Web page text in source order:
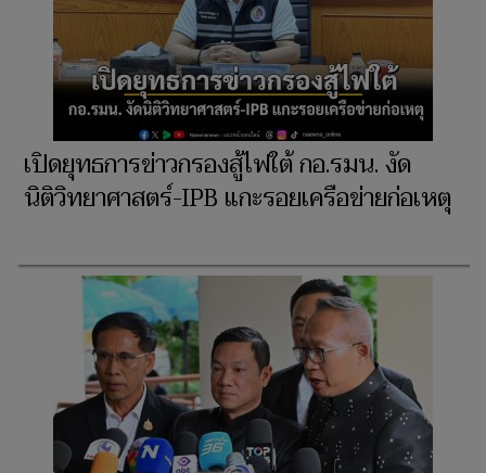
เปิดยุทธการข่าวกรองสู้ไฟใต้ กอ.รมน. งัด
นิติวิทยาศาสตร์-IPB แกะรอยเครือข่ายก่อเหตุ